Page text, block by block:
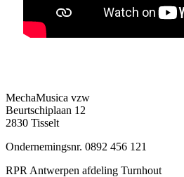
MechaMusica vzw
Beurtschiplaan 12
2830 Tisselt
Ondernemingsnr. 0892 456 121
RPR Antwerpen afdeling Turnhout